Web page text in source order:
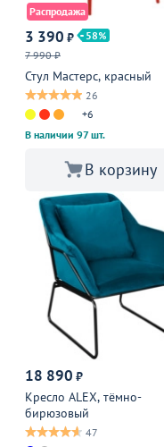
Распродажа
3 390 ₽
58
7 990 ₽
Стул Мастерс, красный
26
+6
В наличии 97 шт.
В корзину
18 890 ₽
Кресло ALEX, тёмно-
бирюзовый
47